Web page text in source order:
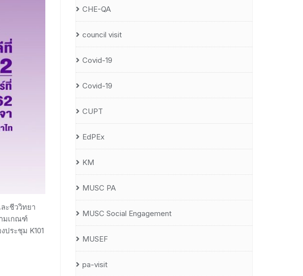
ะชีววิทยา
มเกณฑ์
ระชุม K101
CHE-QA
council visit
Covid-19
Covid-19
CUPT
EdPEx
KM
MUSC PA
MUSC Social Engagement
MUSEF
pa-visit